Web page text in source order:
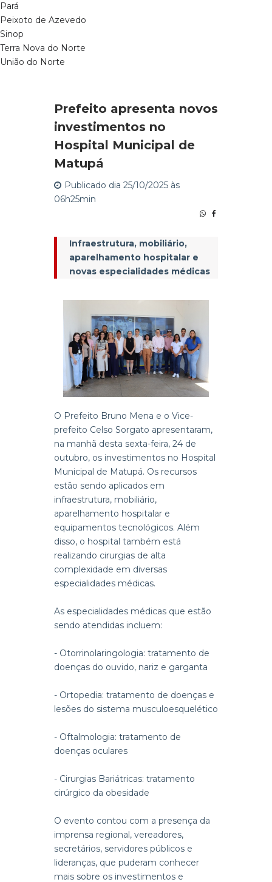
Pará
Peixoto de Azevedo
Sinop
Terra Nova do Norte
União do Norte
Prefeito apresenta novos
investimentos no
Hospital Municipal de
Matupá
Publicado dia 25/10/2025 às
06h25min
Infraestrutura, mobiliário,
aparelhamento hospitalar e
novas especialidades médicas
O Prefeito Bruno Mena e o Vice-
prefeito Celso Sorgato apresentaram,
na manhã desta sexta-feira, 24 de
outubro, os investimentos no Hospital
Municipal de Matupá. Os recursos
estão sendo aplicados em
infraestrutura, mobiliário,
aparelhamento hospitalar e
equipamentos tecnológicos. Além
disso, o hospital também está
realizando cirurgias de alta
complexidade em diversas
especialidades médicas.
As especialidades médicas que estão
sendo atendidas incluem:
- Otorrinolaringologia: tratamento de
doenças do ouvido, nariz e garganta
- Ortopedia: tratamento de doenças e
lesões do sistema musculoesquelético
- Oftalmologia: tratamento de
doenças oculares
- Cirurgias Bariátricas: tratamento
cirúrgico da obesidade
O evento contou com a presença da
imprensa regional, vereadores,
secretários, servidores públicos e
lideranças, que puderam conhecer
mais sobre os investimentos e